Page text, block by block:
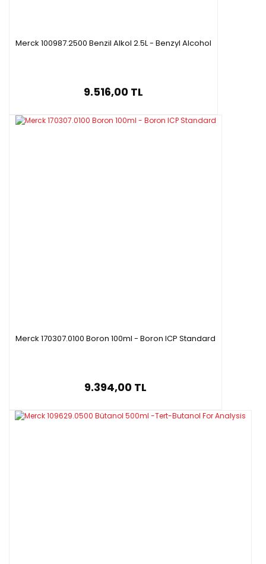
Merck 100987.2500 Benzil Alkol 2.5L - Benzyl Alcohol
9.516,00 TL
Merck 170307.0100 Boron 100ml - Boron ICP Standard
9.394,00 TL